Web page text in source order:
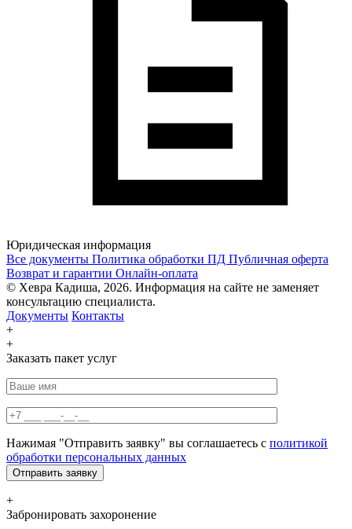
Юридическая информация
Все документы Политика обработки ПД Публичная оферта
Возврат и гарантии Онлайн-оплата
© Хевра Кадиша, 2026. Информация на сайте не заменяет
консультацию специалиста.
Документы Контакты
+
+
Заказать пакет услуг
Нажимая "Отправить заявку" вы соглашаетесь с политикой
обработки персональных данных
+
Забронировать захоронение